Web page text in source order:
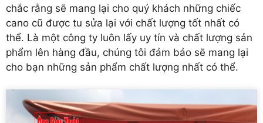
chắc rằng sẽ mang lại cho quý khách những chiếc
cano cũ được tu sửa lại với chất lượng tốt nhất có
thể. Là một công ty luôn lấy uy tín và chất lượng sản
phẩm lên hàng đầu, chúng tôi đảm bảo sẽ mang lại
cho bạn những sản phẩm chất lượng nhất có thể.